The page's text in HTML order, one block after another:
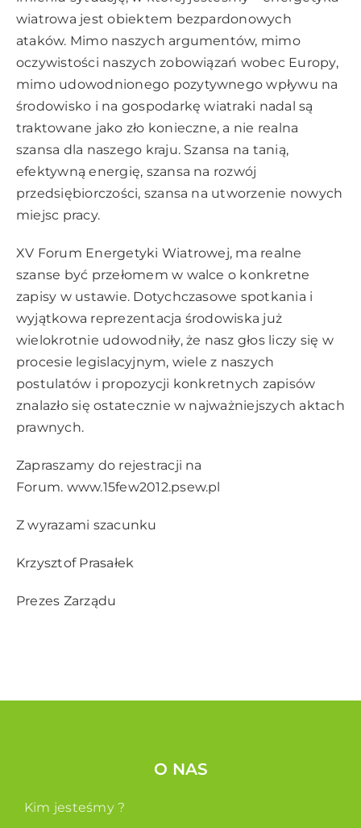
wiatrowa jest obiektem bezpardonowych
ataków. Mimo naszych argumentów, mimo
oczywistości naszych zobowiązań wobec Europy,
mimo udowodnionego pozytywnego wpływu na
środowisko i na gospodarkę wiatraki nadal są
traktowane jako zło konieczne, a nie realna
szansa dla naszego kraju. Szansa na tanią,
efektywną energię, szansa na rozwój
przedsiębiorczości, szansa na utworzenie nowych
miejsc pracy.
XV Forum Energetyki Wiatrowej, ma realne
szanse być przełomem w walce o konkretne
zapisy w ustawie. Dotychczasowe spotkania i
wyjątkowa reprezentacja środowiska już
wielokrotnie udowodniły, że nasz głos liczy się w
procesie legislacyjnym, wiele z naszych
postulatów i propozycji konkretnych zapisów
znalazło się ostatecznie w najważniejszych aktach
prawnych.
Zapraszamy do rejestracji na
Forum. www.15few2012.psew.pl
Z wyrazami szacunku
Krzysztof Prasałek
Prezes Zarządu
O NAS
Kim jesteśmy ?